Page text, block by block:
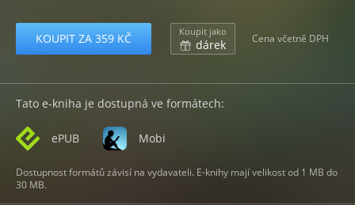
KOUPIT ZA 359 KČ Koupit jako
dárek Cena včetně DPH
Tato e-kniha je dostupná ve formátech:
ePUB Mobi
Dostupnost formátů závisí na vydavateli. E-knihy mají velikost od 1 MB do
30 MB.